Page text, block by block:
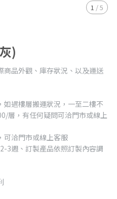
1 /5
)
商品外觀、庫存狀況、以及運送
如遇樓層搬運狀況，一至二樓不
層，有任何疑問可洽門市或線上
可洽門市或線上客服
3週、訂製產品依照訂製內容調